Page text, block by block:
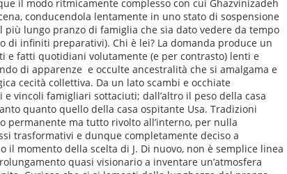
il modo ritmicamente complesso con cui Ghazvinizadeh
conducendola lentamente in uno stato di sospensione
più lungo pranzo di famiglia che sia dato vedere da tempo
di infiniti preparativi). Chi è lei? La domanda produce un
e fatti quotidiani volutamente (e per contrasto) lenti e
di apparenze e occulte ancestralità che si amalgama e
cecità collettiva. Da un lato scambi e occhiate
e vincoli famigliari sottaciuti; dall’altro il peso della casa
quanto quello della casa ospitante Usa. Tradizioni
permanente ma tutto rivolto all’interno, per nulla
trasformativi e dunque completamente deciso a
il momento della scelta di J. Di nuovo, non è semplice linea
quasi visionario a inventare un’atmosfera